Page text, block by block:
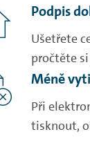
Podpis
Ušetřete
pročtěte
Méně
Při
tisknout,